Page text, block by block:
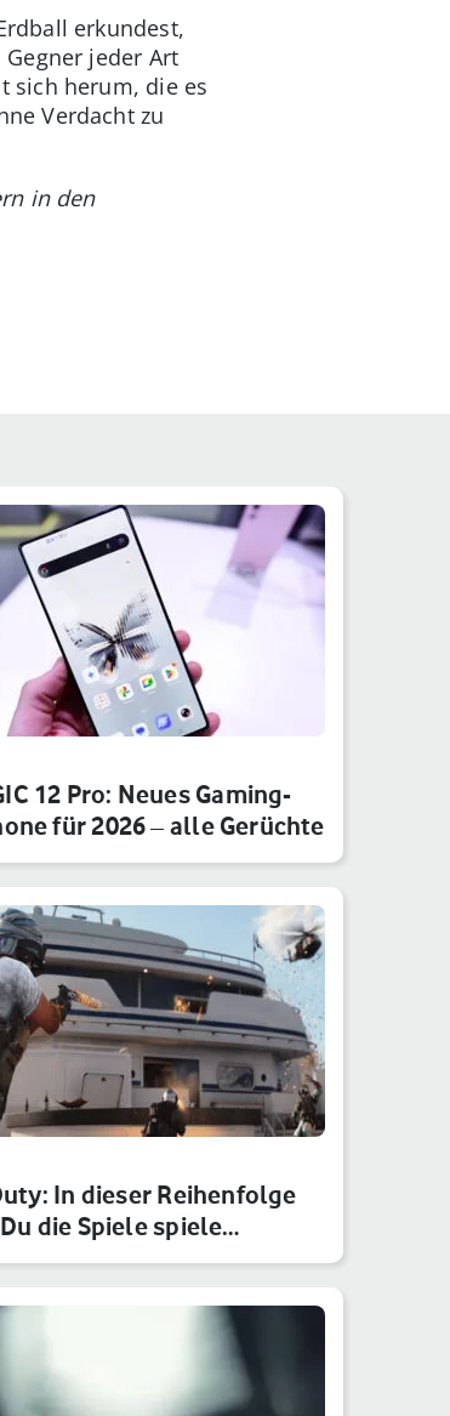
erkundest,
jeder Art
sich herum, die es
Verdacht zu
in den
12 Pro: Neues Gaming-
für 2026 – alle Gerüchte
In dieser Reihenfolge
die Spiele spiele…